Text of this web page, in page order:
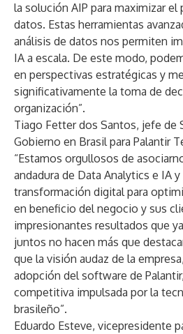
la solución AIP para maximizar
datos. Estas herramientas
análisis de datos nos permiten
IA a escala. De este modo,
en perspectivas estratégicas y
significativamente la toma de
organización”.
Tiago Fetter dos Santos, jefe de
Gobierno en Brasil para Palantir
“Estamos orgullosos de
andadura de Data Analytics e IA y
transformación digital para
en beneficio del negocio y sus
impresionantes resultados que
juntos no hacen más que
que la visión audaz de la
adopción del software de
competitiva impulsada por la
brasileño”.
Eduardo Esteve, vicepresidente